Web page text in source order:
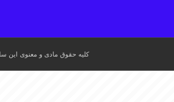
کلیه حقوق مادی و معنوی این